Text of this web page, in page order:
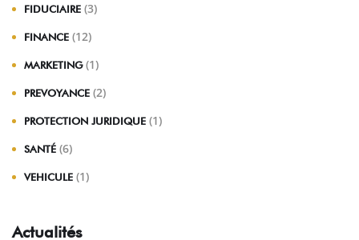
FIDUCIAIRE (3)
FINANCE (12)
MARKETING (1)
PREVOYANCE (2)
PROTECTION JURIDIQUE (1)
SANTÉ (6)
VEHICULE (1)
Actualités